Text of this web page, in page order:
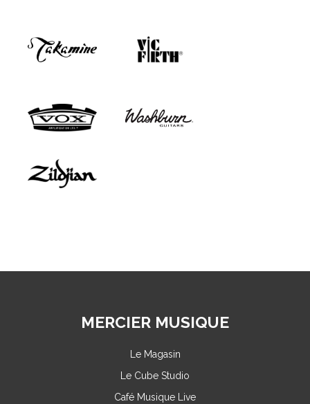
MERCIER MUSIQUE
Le Magasin
Le Cube Studio
Café Musique Live